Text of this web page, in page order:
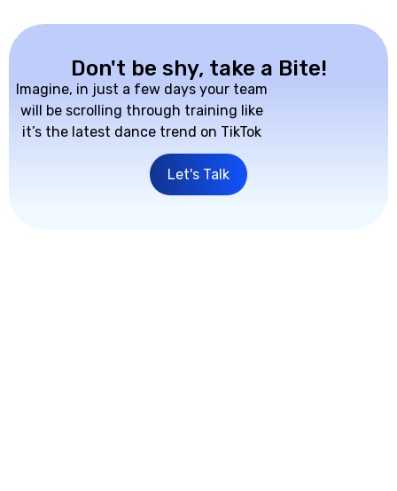
Don't be shy, take a Bite!
Imagine, in just a few days your team
will be scrolling through training like
it’s the latest dance trend on TikTok
Let's Talk